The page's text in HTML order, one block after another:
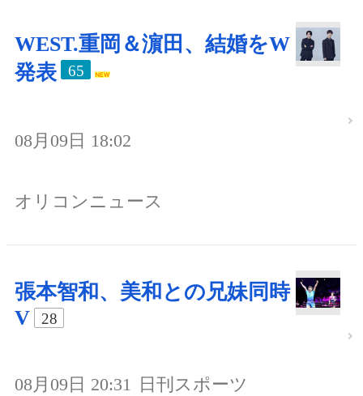
WEST.重岡＆濵田、結婚をW
発表
65
08月09日 18:02
オリコンニュース
張本智和、美和との兄妹同時
V
28
08月09日 20:31 日刊スポーツ